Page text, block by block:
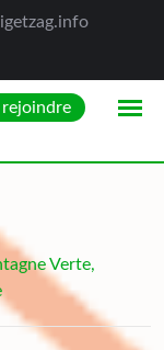
rejoindre
Verte,